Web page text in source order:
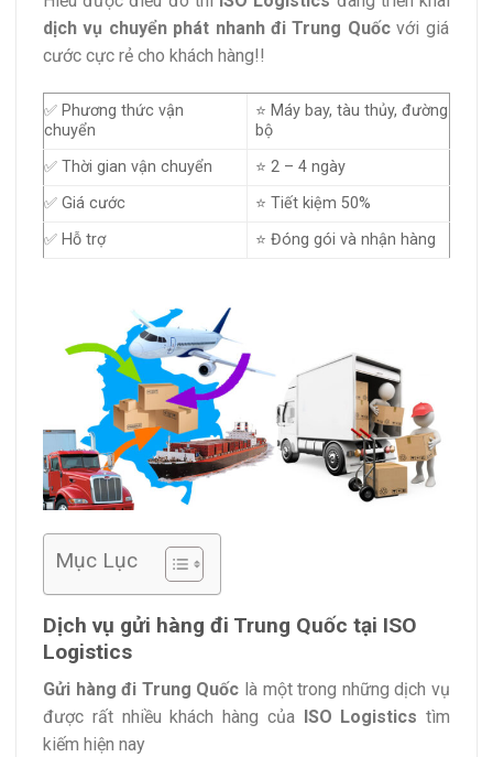
dịch vụ chuyển phát nhanh đi Trung Quốcvới giá
cước cực rẻ cho khách hàng!!
✅ Phương thức vận
chuyển
⭐ Máy bay, tàu thủy, đường
bộ
✅ Thời gian vận chuyển
⭐ 2 – 4 ngày
✅ Giá cước
⭐ Tiết kiệm 50%
✅ Hỗ trợ
⭐ Đóng gói và nhận hàng
Mục Lục
Dịch vụ gửi hàng đi Trung Quốc tại ISO
Logistics
Gửi hàng đi Trung Quốc là một trong những dịch vụ
được rất nhiều khách hàng củaISO Logistics tìm
kiếm hiện nay